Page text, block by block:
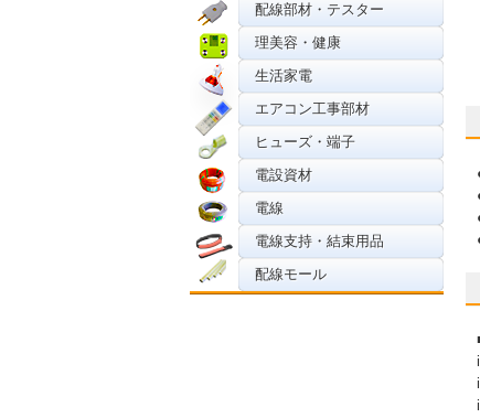
配線部材・テスター
理美容・健康
生活家電
エアコン工事部材
ヒューズ・端子
電設資材
電線
電線支持・結束用品
配線モール